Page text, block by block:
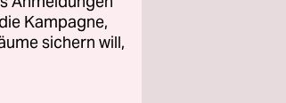
Kampagne,
sichern will,